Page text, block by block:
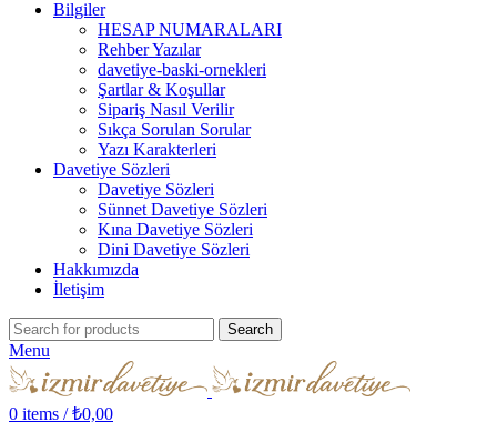
Bilgiler
HESAP NUMARALARI
Rehber Yazılar
davetiye-baski-ornekleri
Şartlar & Koşullar
Sipariş Nasıl Verilir
Sıkça Sorulan Sorular
Yazı Karakterleri
Davetiye Sözleri
Davetiye Sözleri
Sünnet Davetiye Sözleri
Kına Davetiye Sözleri
Dini Davetiye Sözleri
Hakkımızda
İletişim
Search
Menu
0 items / ₺0,00